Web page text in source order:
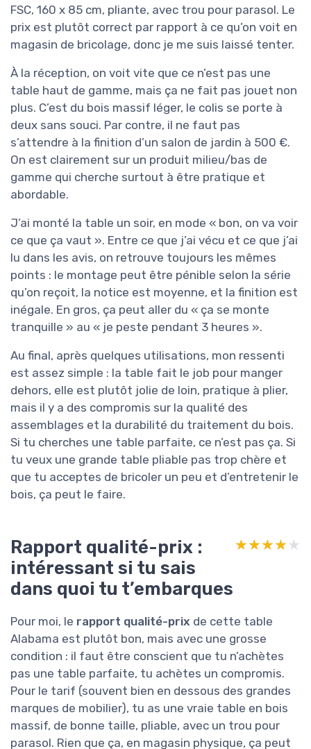
FSC, 160 x 85 cm, pliante, avec trou pour parasol. Le
prix est plutôt correct par rapport à ce qu’on voit en
magasin de bricolage, donc je me suis laissé tenter.
À la réception, on voit vite que ce n’est pas une
table haut de gamme, mais ça ne fait pas jouet non
plus. C’est du bois massif léger, le colis se porte à
deux sans souci. Par contre, il ne faut pas
s’attendre à la finition d’un salon de jardin à 500 €.
On est clairement sur un produit milieu/bas de
gamme qui cherche surtout à être pratique et
abordable.
J’ai monté la table un soir, en mode « bon, on va voir
ce que ça vaut ». Entre ce que j’ai vécu et ce que j’ai
lu dans les avis, on retrouve toujours les mêmes
points : le montage peut être pénible selon la série
qu’on reçoit, la notice est moyenne, et la finition est
inégale. En gros, ça peut aller du « ça se monte
tranquille » au « je peste pendant 3 heures ».
Au final, après quelques utilisations, mon ressenti
est assez simple : la table fait le job pour manger
dehors, elle est plutôt jolie de loin, pratique à plier,
mais il y a des compromis sur la qualité des
assemblages et la durabilité du traitement du bois.
Si tu cherches une table parfaite, ce n’est pas ça. Si
tu veux une grande table pliable pas trop chère et
que tu acceptes de bricoler un peu et d’entretenir le
bois, ça peut le faire.
Rapport qualité-prix :
intéressant si tu sais
dans quoi tu t’embarques
★★★★★
★★★★★
Pour moi, le rapport qualité-prix de cette table
Alabama est plutôt bon, mais avec une grosse
condition : il faut être conscient que tu n’achètes
pas une table parfaite, tu achètes un compromis.
Pour le tarif (souvent bien en dessous des grandes
marques de mobilier), tu as une vraie table en bois
massif, de bonne taille, pliable, avec un trou pour
parasol. Rien que ça, en magasin physique, ça peut